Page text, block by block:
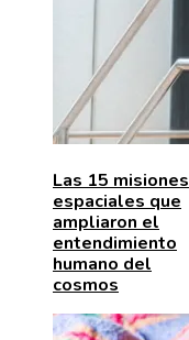
Las 15 misiones
espaciales que
ampliaron el
entendimiento
humano del
cosmos